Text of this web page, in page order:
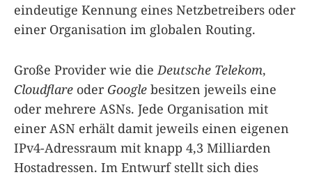
eindeutige Kennung eines Netzbetreibers oder
einer Organisation im globalen Routing.
Große Provider wie die Deutsche Telekom,
Cloudflare oder Google besitzen jeweils eine
oder mehrere ASNs. Jede Organisation mit
einer ASN erhält damit jeweils einen eigenen
IPv4-Adressraum mit knapp 4,3 Milliarden
Hostadressen. Im Entwurf stellt sich dies